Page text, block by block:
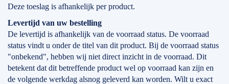
Deze toeslag is afhankelijk per product.
Levertijd van uw bestelling
De levertijd is afhankelijk van de voorraad status. De voorraad
status vindt u onder de titel van dit product. Bij de voorraad status
"onbekend", hebben wij niet direct inzicht in de voorraad. Dit
betekent dat dit betreffende product wel op voorraad kan zijn en
de volgende werkdag alsnog geleverd kan worden. Wilt u exact